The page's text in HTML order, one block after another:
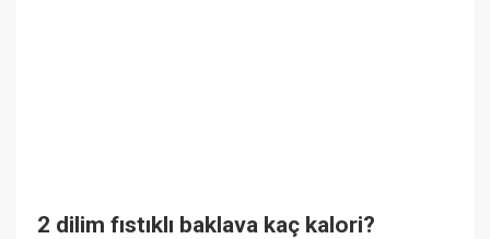
2 dilim fıstıklı baklava kaç kalori?